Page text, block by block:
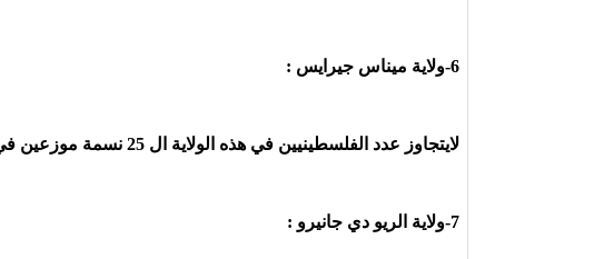
6-ولاية ميناس جيرايس :
لايتجاوز عدد الفلسطينيين في هذه الولاية ال 25 نسمة موزعين في ثلاث مدن ، جواو ، ييلوهوريزونت ، والعاصمة مونليفادا
7-ولاية الريو دي جانيرو :